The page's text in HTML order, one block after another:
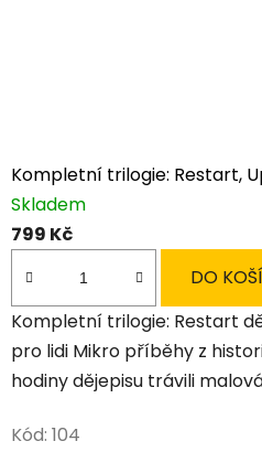
Kompletní trilogie: Restart,
Skladem
799 Kč
DO
Kompletní trilogie: Restart
pro lidi Mikro příběhy z
hodiny dějepisu trávili
Kód: 104